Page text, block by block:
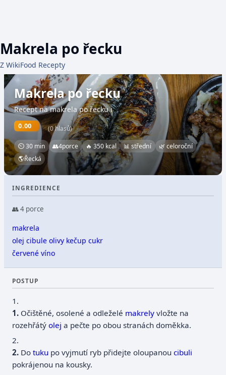
Makrela po řecku
Z WikiFood Recepty
Makrela po řecku
Recept na makrela po řecku i
0.00 (0 hlasů)
⏲ 30 min 👥4porce 🔥 350 kcal 📊 střední
🌿 celoroční
🌎Řecká
INGREDIENCE
👥 4 porce
makrela
olej cibule olivy kečup cukr
červené víno
POSTUP
1.
Očištěné, osolené a odleželé makrely vložte na
rozehřátýolej a pečte po obou stranách doměkka.
2.
Dotuku po vyjmutí ryb přidejte oloupanoucibuli
pokrájenou na kousky.